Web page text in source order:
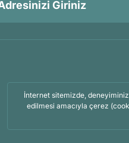
İnternet sitemizde,
edilmesi amacıyla çerez